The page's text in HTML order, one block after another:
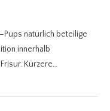
natürlich beteilige
innerhalb
Kürzere…